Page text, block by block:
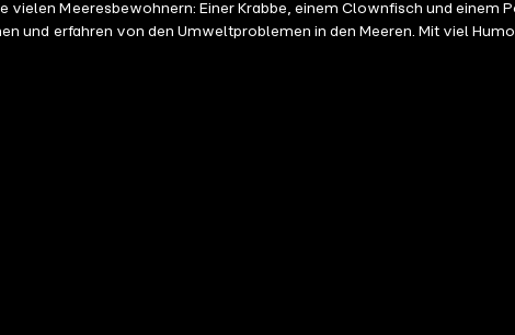
vielen Meeresbewohnern: Einer Krabbe, einem Clownfisch und
und erfahren von den Umweltproblemen in den Meeren. Mit viel